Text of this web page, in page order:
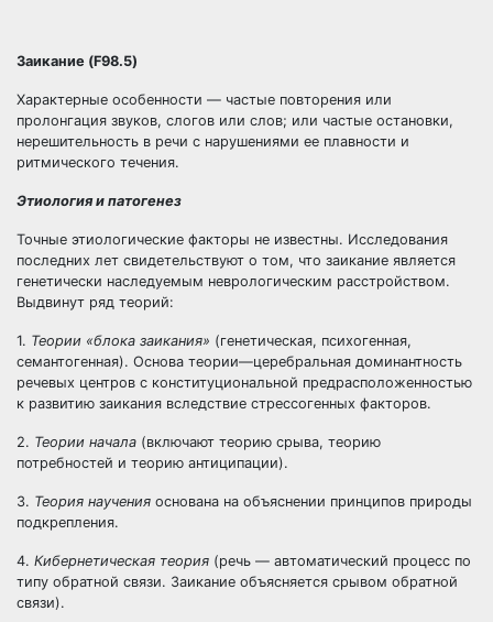
Заикание (F98.5)
Характерные особенности — частые повторения или
пролонгация звуков, слогов или слов; или частые остановки,
нерешительность в речи с нарушениями ее плавности и
ритмического течения.
Этиология и патогенез
Точные этиологические факторы не известны. Исследования
последних лет свидетельствуют о том, что заикание является
генетически наследуемым неврологическим расстройством.
Выдвинут ряд теорий:
1. Теории «блока заикания» (генетическая, психогенная,
семантогенная). Основа теории—церебральная доминантность
речевых центров с конституциональной предрасположенностью
к развитию заикания вследствие стрессогенных факторов.
2. Теории начала (включают теорию срыва, теорию
потребностей и теорию антиципации).
3. Теория научения основана на объяснении принципов природы
подкрепления.
4. Кибернетическая теория (речь — автоматический процесс по
типу обратной связи. Заикание объясняется срывом обратной
связи).